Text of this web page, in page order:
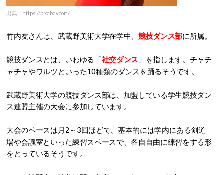
出典：https://pixabay.com/
竹内友さんは、武蔵野美術大学在学中、 競技ダンス部に所属。
競技ダンスとは、いわゆる「社交ダンス 」を指します。チャチ
ャチャやワルツといった10種類のダンスを踊るそうです。
武蔵野美術大学の競技ダンス部は、加盟している学生競技ダン
ス連盟主催の大会に参加しています。
大会のペースは月2～3回ほどで、基本的には学内にある剣道
場や会議室といった練習スペースで、各自自由に練習をする形
をとっているそうです。